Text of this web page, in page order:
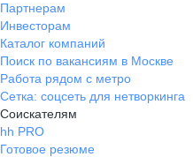
Партнерам
Инвесторам
Каталог компаний
Поиск по вакансиям в Москве
Работа рядом с метро
Сетка: соцсеть для нетворкинга
Соискателям
hh PRO
Готовое резюме